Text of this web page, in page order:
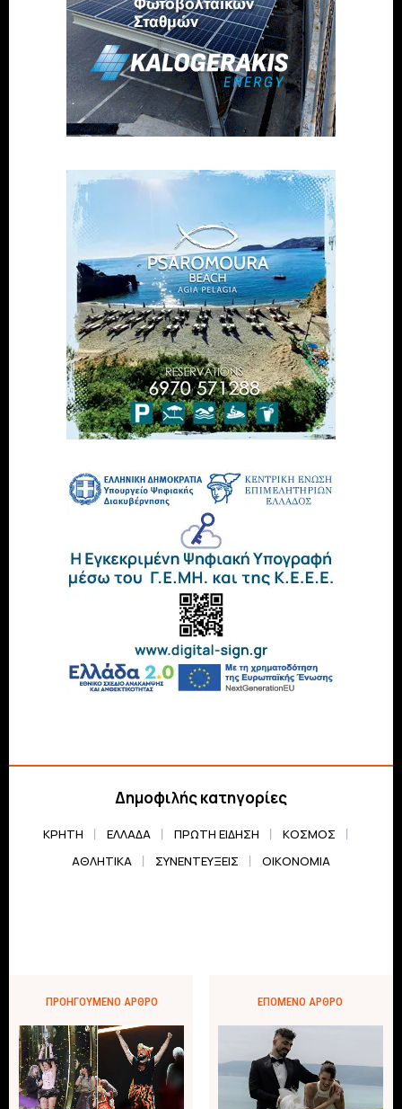
Δημοφιλής κατηγορίες
ΚΡΗΤΗ ΕΛΛΆΔΑ ΠΡΏΤΗ ΕΊΔΗΣΗ
ΚΌΣΜΟΣ
ΑΘΛΗΤΙΚΆ
ΣΥΝΕΝΤΕΎΞΕΙΣ ΟΙΚΟΝΟΜΊΑ
ΠΡΟΗΓΟΎΜΕΝΟ ΆΡΘΡΟ ΕΠΌΜΕΝΟ ΆΡΘΡΟ